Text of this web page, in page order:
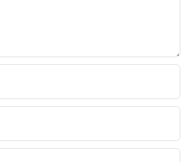
erforderlich